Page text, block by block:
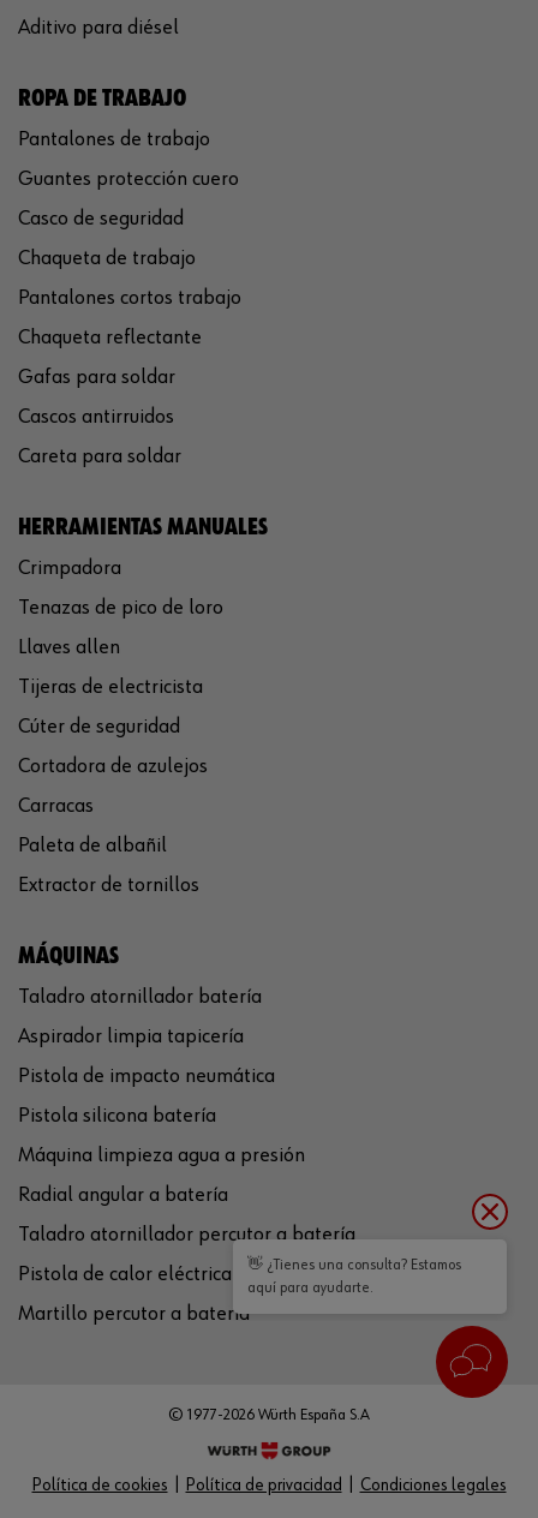
Aditivo para diésel
ROPA DE TRABAJO
Pantalones de trabajo
Guantes protección cuero
Casco de seguridad
Chaqueta de trabajo
Pantalones cortos trabajo
Chaqueta reflectante
Gafas para soldar
Cascos antirruidos
Careta para soldar
HERRAMIENTAS MANUALES
Crimpadora
Tenazas de pico de loro
Llaves allen
Tijeras de electricista
Cúter de seguridad
Cortadora de azulejos
Carracas
Paleta de albañil
Extractor de tornillos
MÁQUINAS
Taladro atornillador batería
Aspirador limpia tapicería
Pistola de impacto neumática
Pistola silicona batería
Máquina limpieza agua a presión
Radial angular a batería
Taladro atornillador percutor a batería
Pistola de calor eléctrica
Martillo percutor a batería
Política de cookies Política de privacidad Condiciones legales
© 1977-2026 Würth España S.A
👋 ¿Tienes una consulta? Estamos
aquí para ayudarte.